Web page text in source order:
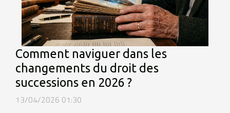
Comment naviguer dans les
changements du droit des
successions en 2026 ?
13/04/2026 01:30